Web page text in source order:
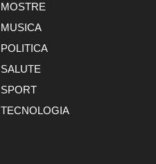
MOSTRE
MUSICA
POLITICA
SALUTE
SPORT
TECNOLOGIA